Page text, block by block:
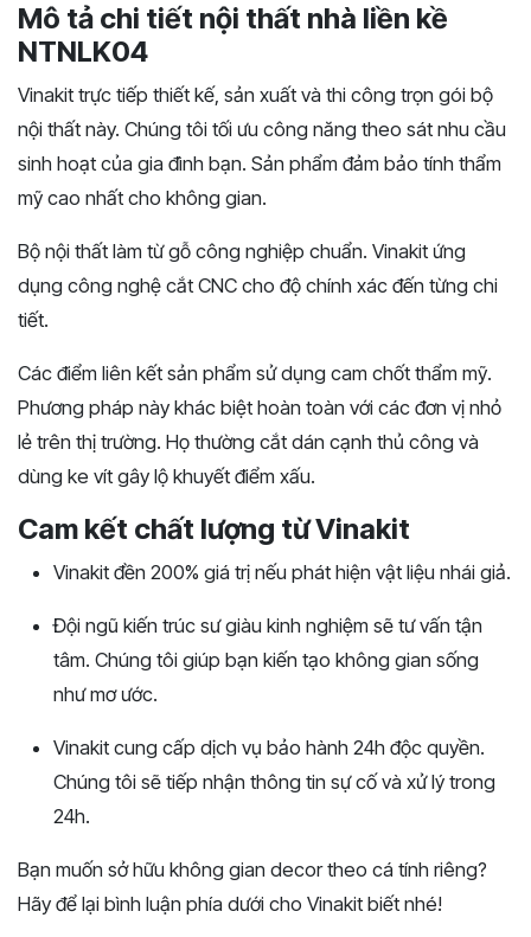
Mô tả chi tiết nội thất nhà liền kề
NTNLK04
Vinakit trực tiếp thiết kế, sản xuất và thi công trọn gói bộ
nội thất này. Chúng tôi tối ưu công năng theo sát nhu cầu
sinh hoạt của gia đình bạn. Sản phẩm đảm bảo tính thẩm
mỹ cao nhất cho không gian.
Bộ nội thất làm từ gỗ công nghiệp chuẩn. Vinakit ứng
dụng công nghệ cắt CNC cho độ chính xác đến từng chi
tiết.
Các điểm liên kết sản phẩm sử dụng cam chốt thẩm mỹ.
Phương pháp này khác biệt hoàn toàn với các đơn vị nhỏ
lẻ trên thị trường. Họ thường cắt dán cạnh thủ công và
dùng ke vít gây lộ khuyết điểm xấu.
Cam kết chất lượng từ Vinakit
Vinakit đền 200% giá trị nếu phát hiện vật liệu nhái giả.
Đội ngũ kiến trúc sư giàu kinh nghiệm sẽ tư vấn tận
tâm. Chúng tôi giúp bạn kiến tạo không gian sống
như mơ ước.
Vinakit cung cấp dịch vụ bảo hành 24h độc quyền.
Chúng tôi sẽ tiếp nhận thông tin sự cố và xử lý trong
24h.
Bạn muốn sở hữu không gian decor theo cá tính riêng?
Hãy để lại bình luận phía dưới cho Vinakit biết nhé!